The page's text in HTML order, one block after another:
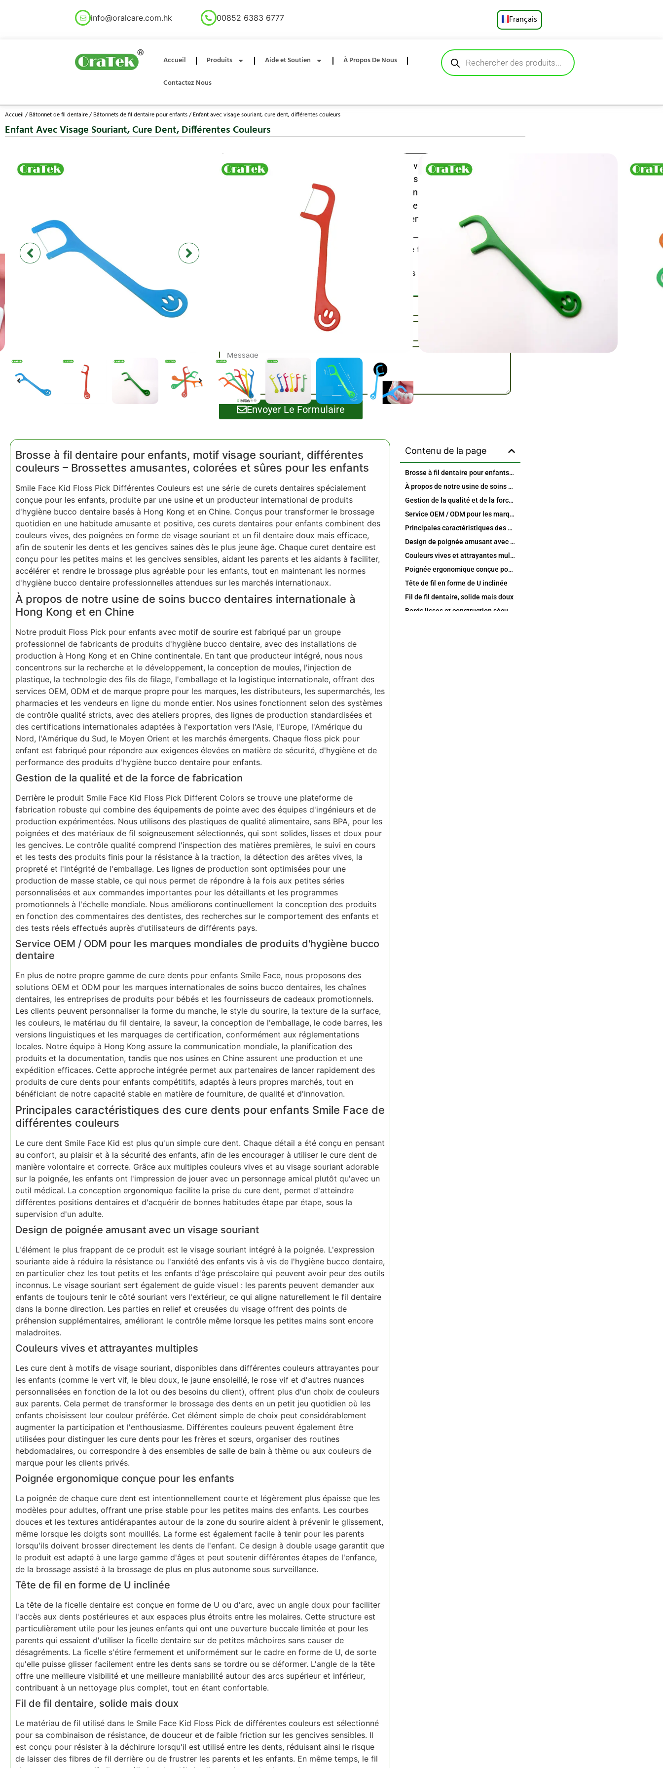
info@oralcare.com.hk 00852 6383 6777
Français
Русский
Português
Accueil Produits Aide et Soutien
À Propos De Nous
Contactez Nous
Accueil / Bâtonnet de fil dentaire/ Bâtonnets de fil dentaire pour enfants/ Enfant avec visage souriant, cure dent, différentes couleurs
Enfant Avec Visage Souriant, Cure Dent, Différentes Couleurs
Prix de la usine OEM, cure dent pour enfants avec un visage souriant,
différentes couleurs. Nous sommes spécialisés dans les produits de
soins bucco dentaires depuis plus de 20 ans, et nous sommes présents
sur la plupart des marchés européens, asiatiques et américains. Nous
espérons devenir votre partenaire à long terme en Chine.
Bâtonnets de fil dentaire pour
Référence / Échantillons : Veuillez Nous Contacter
Envoyer Le Formulaire
Brosse à fil dentaire pour enfants, motif visage souriant, différentes
couleurs – Brossettes amusantes, colorées et sûres pour les enfants
Smile Face Kid Floss Pick Différentes Couleurs est une série de curets dentaires spécialement
conçue pour les enfants, produite par une usine et un producteur international de produits
d'hygiène bucco dentaire basés à Hong Kong et en Chine. Conçus pour transformer le brossage
quotidien en une habitude amusante et positive, ces curets dentaires pour enfants combinent des
couleurs vives, des poignées en forme de visage souriant et un fil dentaire doux mais efficace,
afin de soutenir les dents et les gencives saines dès le plus jeune âge. Chaque curet dentaire est
conçu pour les petites mains et les gencives sensibles, aidant les parents et les aidants à faciliter,
accélérer et rendre le brossage plus agréable pour les enfants, tout en maintenant les normes
d'hygiène bucco dentaire professionnelles attendues sur les marchés internationaux.
À propos de notre usine de soins bucco dentaires internationale à
Hong Kong et en Chine
Notre produit Floss Pick pour enfants avec motif de sourire est fabriqué par un groupe
professionnel de fabricants de produits d'hygiène bucco dentaire, avec des installations de
production à Hong Kong et en Chine continentale. En tant que producteur intégré, nous nous
concentrons sur la recherche et le développement, la conception de moules, l'injection de
plastique, la technologie des fils de filage, l'emballage et la logistique internationale, offrant des
services OEM, ODM et de marque propre pour les marques, les distributeurs, les supermarchés, les
pharmacies et les vendeurs en ligne du monde entier. Nos usines fonctionnent selon des systèmes
de contrôle qualité stricts, avec des ateliers propres, des lignes de production standardisées et
des certifications internationales adaptées à l'exportation vers l'Asie, l'Europe, l'Amérique du
Nord, l'Amérique du Sud, le Moyen Orient et les marchés émergents. Chaque floss pick pour
enfant est fabriqué pour répondre aux exigences élevées en matière de sécurité, d'hygiène et de
performance des produits d'hygiène bucco dentaire pour enfants.
Gestion de la qualité et de la force de fabrication
Derrière le produit Smile Face Kid Floss Pick Different Colors se trouve une plateforme de
fabrication robuste qui combine des équipements de pointe avec des équipes d'ingénieurs et de
production expérimentées. Nous utilisons des plastiques de qualité alimentaire, sans BPA, pour les
poignées et des matériaux de fil soigneusement sélectionnés, qui sont solides, lisses et doux pour
les gencives. Le contrôle qualité comprend l'inspection des matières premières, le suivi en cours
et les tests des produits finis pour la résistance à la traction, la détection des arêtes vives, la
propreté et l'intégrité de l'emballage. Les lignes de production sont optimisées pour une
production de masse stable, ce qui nous permet de répondre à la fois aux petites séries
personnalisées et aux commandes importantes pour les détaillants et les programmes
promotionnels à l'échelle mondiale. Nous améliorons continuellement la conception des produits
en fonction des commentaires des dentistes, des recherches sur le comportement des enfants et
des tests réels effectués auprès d'utilisateurs de différents pays.
Service OEM / ODM pour les marques mondiales de produits d'hygiène bucco
dentaire
En plus de notre propre gamme de cure dents pour enfants Smile Face, nous proposons des
solutions OEM et ODM pour les marques internationales de soins bucco dentaires, les chaînes
dentaires, les entreprises de produits pour bébés et les fournisseurs de cadeaux promotionnels.
Les clients peuvent personnaliser la forme du manche, le style du sourire, la texture de la surface,
les couleurs, le matériau du fil dentaire, la saveur, la conception de l'emballage, le code barres, les
versions linguistiques et les marquages de certification, conformément aux réglementations
locales. Notre équipe à Hong Kong assure la communication mondiale, la planification des
produits et la documentation, tandis que nos usines en Chine assurent une production et une
expédition efficaces. Cette approche intégrée permet aux partenaires de lancer rapidement des
produits de cure dents pour enfants compétitifs, adaptés à leurs propres marchés, tout en
bénéficiant de notre capacité stable en matière de fourniture, de qualité et d'innovation.
Principales caractéristiques des cure dents pour enfants Smile Face de
différentes couleurs
Le cure dent Smile Face Kid est plus qu'un simple cure dent. Chaque détail a été conçu en pensant
au confort, au plaisir et à la sécurité des enfants, afin de les encourager à utiliser le cure dent de
manière volontaire et correcte. Grâce aux multiples couleurs vives et au visage souriant adorable
sur la poignée, les enfants ont l'impression de jouer avec un personnage amical plutôt qu'avec un
outil médical. La conception ergonomique facilite la prise du cure dent, permet d'atteindre
différentes positions dentaires et d'acquérir de bonnes habitudes étape par étape, sous la
supervision d'un adulte.
Design de poignée amusant avec un visage souriant
L'élément le plus frappant de ce produit est le visage souriant intégré à la poignée. L'expression
souriante aide à réduire la résistance ou l'anxiété des enfants vis à vis de l'hygiène bucco dentaire,
en particulier chez les tout petits et les enfants d'âge préscolaire qui peuvent avoir peur des outils
inconnus. Le visage souriant sert également de guide visuel : les parents peuvent demander aux
enfants de toujours tenir le côté souriant vers l'extérieur, ce qui aligne naturellement le fil dentaire
dans la bonne direction. Les parties en relief et creusées du visage offrent des points de
préhension supplémentaires, améliorant le contrôle même lorsque les petites mains sont encore
maladroites.
Couleurs vives et attrayantes multiples
Les cure dent à motifs de visage souriant, disponibles dans différentes couleurs attrayantes pour
les enfants (comme le vert vif, le bleu doux, le jaune ensoleillé, le rose vif et d'autres nuances
personnalisées en fonction de la lot ou des besoins du client), offrent plus d'un choix de couleurs
aux parents. Cela permet de transformer le brossage des dents en un petit jeu quotidien où les
enfants choisissent leur couleur préférée. Cet élément simple de choix peut considérablement
augmenter la participation et l'enthousiasme. Différentes couleurs peuvent également être
utilisées pour distinguer les cure dents pour les frères et sœurs, organiser des routines
hebdomadaires, ou correspondre à des ensembles de salle de bain à thème ou aux couleurs de
marque pour les clients privés.
Poignée ergonomique conçue pour les enfants
La poignée de chaque cure dent est intentionnellement courte et légèrement plus épaisse que les
modèles pour adultes, offrant une prise stable pour les petites mains des enfants. Les courbes
douces et les textures antidérapantes autour de la zone du sourire aident à prévenir le glissement,
même lorsque les doigts sont mouillés. La forme est également facile à tenir pour les parents
lorsqu'ils doivent brosser directement les dents de l'enfant. Ce design à double usage garantit que
le produit est adapté à une large gamme d'âges et peut soutenir différentes étapes de l'enfance,
de la brossage assisté à la brossage de plus en plus autonome sous surveillance.
Tête de fil en forme de U inclinée
La tête de la ficelle dentaire est conçue en forme de U ou d'arc, avec un angle doux pour faciliter
l'accès aux dents postérieures et aux espaces plus étroits entre les molaires. Cette structure est
particulièrement utile pour les jeunes enfants qui ont une ouverture buccale limitée et pour les
parents qui essaient d'utiliser la ficelle dentaire sur de petites mâchoires sans causer de
désagréments. La ficelle s'étire fermement et uniformément sur le cadre en forme de U, de sorte
qu'elle puisse glisser facilement entre les dents sans se tordre ou se déformer. L'angle de la tête
offre une meilleure visibilité et une meilleure maniabilité autour des arcs supérieur et inférieur,
contribuant à un nettoyage plus complet, tout en étant confortable.
Fil de fil dentaire, solide mais doux
Le matériau de fil utilisé dans le Smile Face Kid Floss Pick de différentes couleurs est sélectionné
pour sa combinaison de résistance, de douceur et de faible friction sur les gencives sensibles. Il
est conçu pour résister à la déchirure lorsqu'il est utilisé entre les dents, réduisant ainsi le risque
de laisser des fibres de fil derrière ou de frustrer les parents et les enfants. En même temps, le fil
Contenu de la page
Brosse à fil dentaire pour enfants, motif visage souriant, différentes couleurs – Brossettes amusantes, colorées et sûres pour les enfants
À propos de notre usine de soins bucco dentaires internationale à Hong Kong et en Chine
Gestion de la qualité et de la force de fabrication
Service OEM / ODM pour les marques mondiales de produits d'hygiène bucco dentaire
Principales caractéristiques des cure dents pour enfants Smile Face de différentes couleurs
Design de poignée amusant avec un visage souriant
Couleurs vives et attrayantes multiples
Poignée ergonomique conçue pour les enfants
Tête de fil en forme de U inclinée
Fil de fil dentaire, solide mais doux